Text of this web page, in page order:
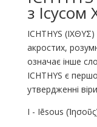
з Ісусом
ICHTHYS
акростих,
означає інше
ICHTHYS є
утвердженні
I - Iēsous